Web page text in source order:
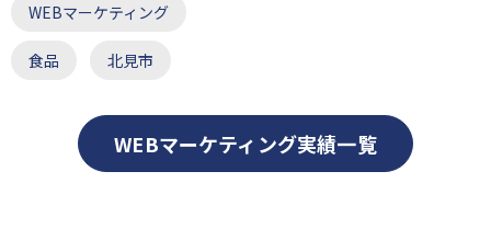
WEBマーケティング
食品 北見市
WEBマーケティング実績一覧